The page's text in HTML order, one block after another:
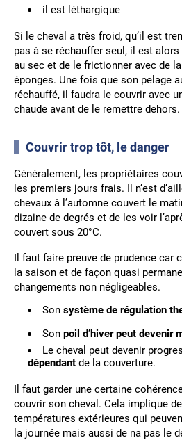
il est léthargique
Si le cheval a très froid, qu’il est
pas à se réchauffer seul, il est
au sec et de le frictionner avec de
éponges. Une fois que son pelage
réchauffé, il faudra le couvrir avec
chaude avant de le remettre dehors.
Couvrir trop tôt, le danger
Généralement, les propriétaires
les premiers jours frais. Il n’est
chevaux à l’automne couvert le
dizaine de degrés et de les voir
couvert sous 20°C.
Il faut faire preuve de prudence car
la saison et de façon quasi
changements non négligeables.
Son système de régulation
Son poil d’hiver peut devenir
Le cheval peut devenir
dépendant de la couverture.
Il faut garder une certaine
couvrir son cheval. Cela implique de
températures extérieures qui
la journée mais aussi de na pas le